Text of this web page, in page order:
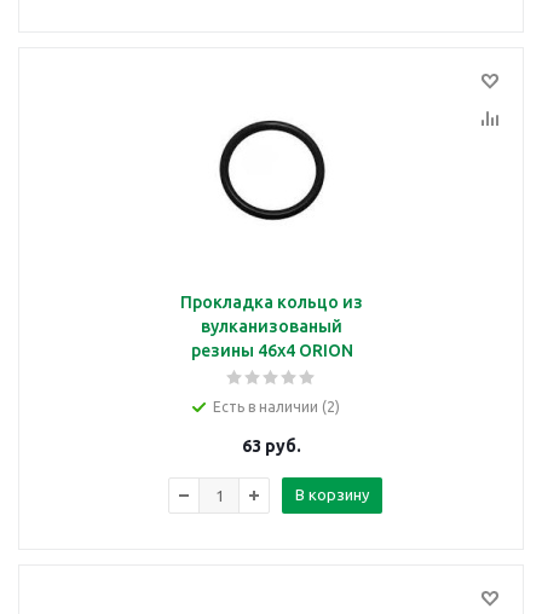
Прокладка кольцо из
вулканизованый
резины 46х4 ORION
Есть в наличии (2)
63 руб.
В корзину